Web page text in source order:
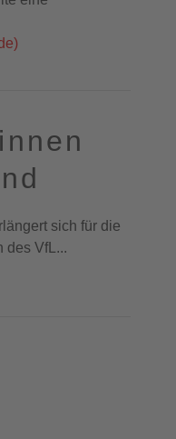
sich für die
des VfL...